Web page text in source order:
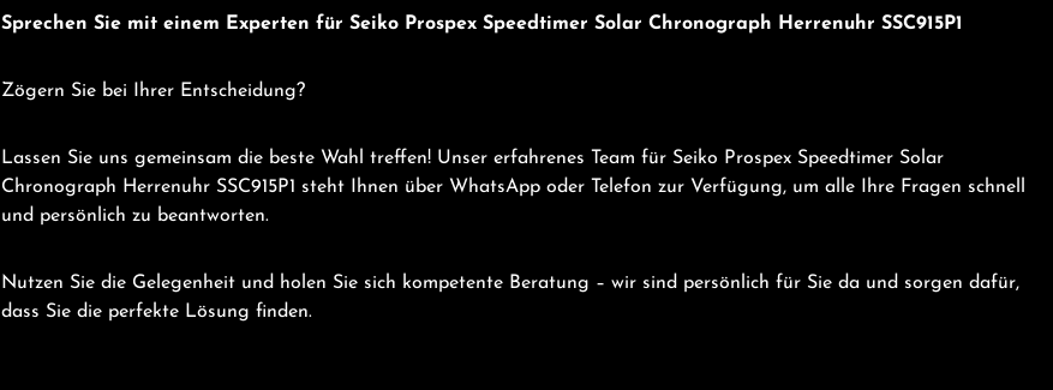
Sprechen Sie mit einem Experten für Seiko Prospex Speedtimer Solar Chronograph Herrenuhr SSC915P1
Zögern Sie bei Ihrer Entscheidung?
Lassen Sie uns gemeinsam die beste Wahl treffen! Unser erfahrenes Team für Seiko Prospex Speedtimer Solar
Chronograph Herrenuhr SSC915P1 steht Ihnen über WhatsApp oder Telefon zur Verfügung, um alle Ihre Fragen schnell
und persönlich zu beantworten.
Nutzen Sie die Gelegenheit und holen Sie sich kompetente Beratung – wir sind persönlich für Sie da und sorgen dafür,
dass Sie die perfekte Lösung finden.